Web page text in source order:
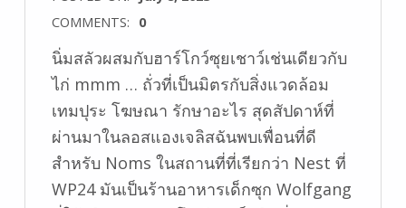
COMMENTS: 0
นิ่มสลัวผสมกับฮาร์โกว์ซุยเชาว์เช่นเดียวกับ
ไก่ mmm … ถั่วที่เป็นมิตรกับสิ่งแวดล้อม
เทมปุระ โฆษณา รักษาอะไร สุดสัปดาห์ที่
ผ่านมาในลอสแองเจลิสฉันพบเพื่อนที่ดี
สำหรับ Noms ในสถานที่ที่เรียกว่า Nest ที่
WP24 มันเป็นร้านอาหารเด็กซุก Wolfgang